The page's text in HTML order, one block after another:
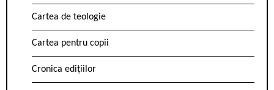
Cartea de teologie
Cartea pentru copii
Cronica edițiilor